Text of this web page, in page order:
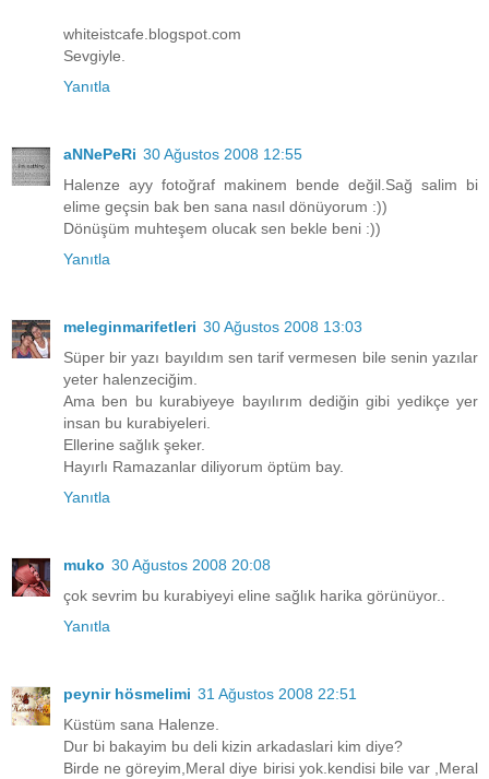
whiteistcafe.blogspot.com
Sevgiyle.
Yanıtla
aNNePeRi 30 Ağustos 2008 12:55
Halenze ayy fotoğraf makinem bende değil.Sağ salim bi
elime geçsin bak ben sana nasıl dönüyorum :))
Dönüşüm muhteşem olucak sen bekle beni :))
Yanıtla
meleginmarifetleri 30 Ağustos 2008 13:03
Süper bir yazı bayıldım sen tarif vermesen bile senin yazılar
yeter halenzeciğim.
Ama ben bu kurabiyeye bayılırım dediğin gibi yedikçe yer
insan bu kurabiyeleri.
Ellerine sağlık şeker.
Hayırlı Ramazanlar diliyorum öptüm bay.
Yanıtla
muko 30 Ağustos 2008 20:08
çok sevrim bu kurabiyeyi eline sağlık harika görünüyor..
Yanıtla
peynir hösmelimi 31 Ağustos 2008 22:51
Küstüm sana Halenze.
Dur bi bakayim bu deli kizin arkadaslari kim diye?
Birde ne göreyim,Meral diye birisi yok.kendisi bile var ,Meral